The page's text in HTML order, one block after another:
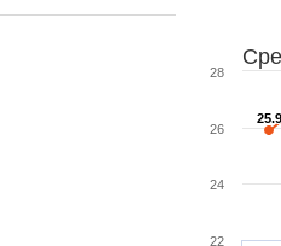
25.9
25.9
22
24
26
28